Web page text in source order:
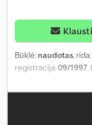
Klausti
Būklė: naudotas, rida:
registracija:09/1997,
mechaninis, emisijos